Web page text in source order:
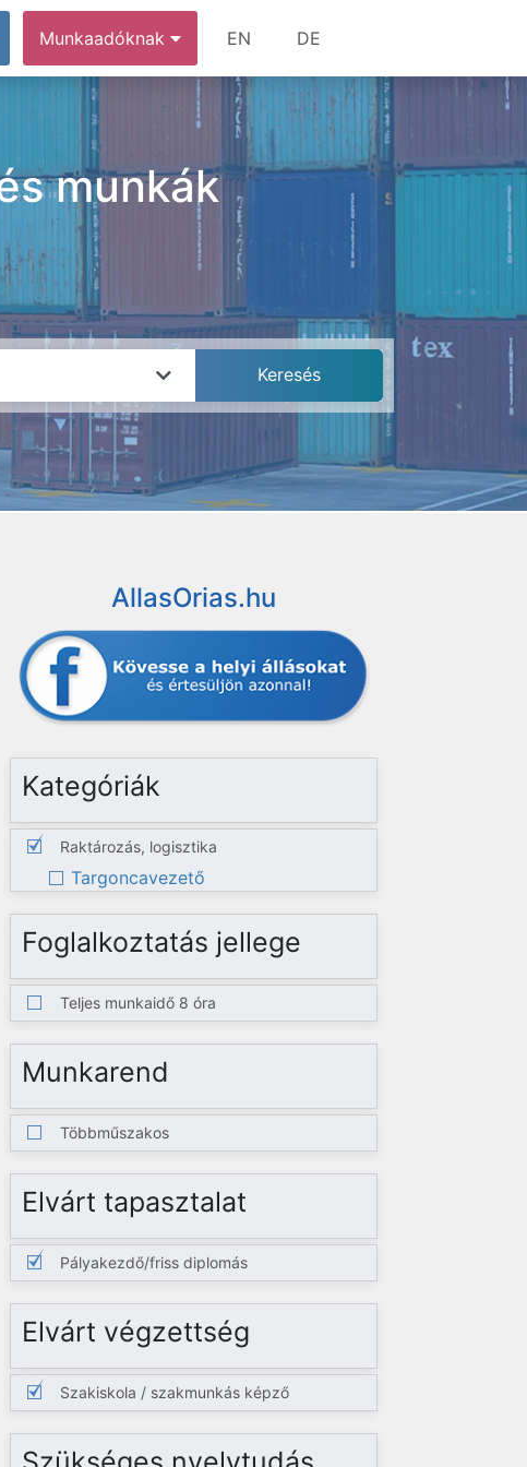
Munkaadóknak EN DE
munkák
AllasOrias.hu
Kategóriák
Raktározás, logisztika
Targoncavezető
Foglalkoztatás jellege
Teljes munkaidő 8 óra
Munkarend
Többműszakos
Elvárt tapasztalat
Pályakezdő/friss diplomás
Elvárt végzettség
Szakiskola / szakmunkás képző